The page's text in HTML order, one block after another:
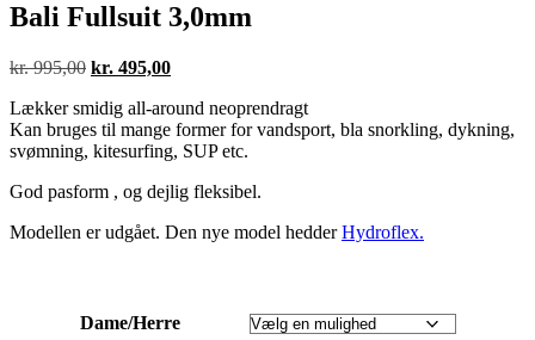
Bali Fullsuit 3,0mm
kr.995,00 Den
pris
var:
kr. 995,00.
kr. 495,00Den
pris
er:
kr. 495,00.
Lækker smidig all-around neoprendragt
Kan bruges til mange former for vandsport, bla snorkling, dykning,
svømning, kitesurfing, SUP etc.
God pasform , og dejlig fleksibel.
Modellen er udgået. Den nye model hedderHydroflex.
Dame/Herre